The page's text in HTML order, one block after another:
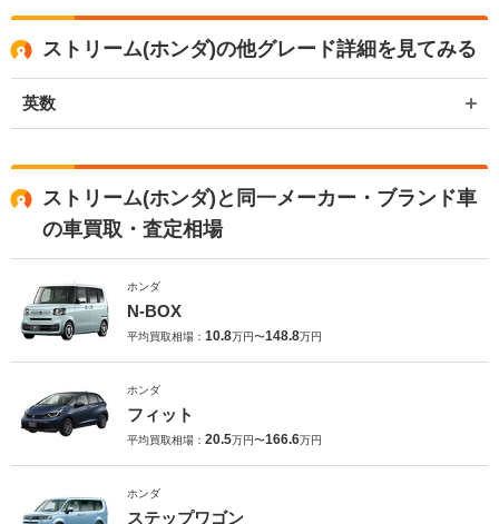
ストリーム(ホンダ)の他グレード詳細を見てみる
英数
ストリーム(ホンダ)と同一メーカー・ブランド車
の車買取・査定相場
ホンダ
N-BOX
平均買取相場： 10.8万円〜148.8万円
ホンダ
フィット
平均買取相場： 20.5万円〜166.6万円
ホンダ
ステップワゴン